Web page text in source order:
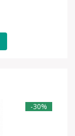
-30%